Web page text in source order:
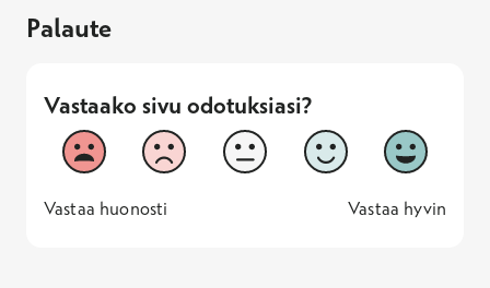
Palaute
Vastaako sivu odotuksiasi?
Vastaako sivu odotuksiasi?
1
Vastaa huonosti
2 3 4
5
Vastaa
1 -
Vastaa huonosti
— 5 -
Vastaa hyvin